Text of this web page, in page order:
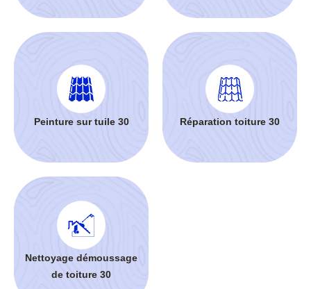
Peinture sur tuile 30 Réparation toiture 30
Nettoyage démoussage
de toiture 30